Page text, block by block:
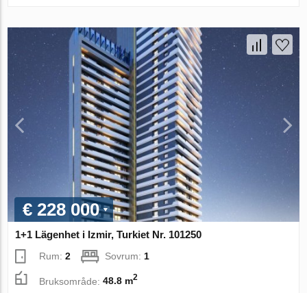
€ 228 000
1+1 Lägenhet i Izmir, Turkiet Nr. 101250
Rum:2 Sovrum: 1
Bruksområde:48.8 m2